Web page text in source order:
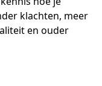
klachten, meer
en ouder